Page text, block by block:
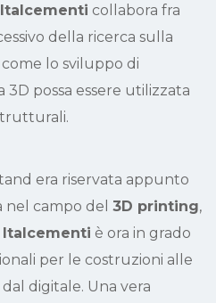
Italcementi collabora fra
della ricerca sulla
come lo sviluppo di
3D possa essere utilizzata
era riservata appunto
nel campo del 3D printing,
Italcementi è ora in grado
per le costruzioni alle
digitale. Una vera